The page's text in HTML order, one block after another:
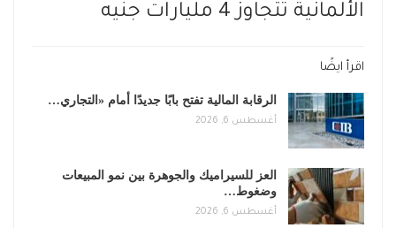
الألمانية تتجاوز 4 مليارات جنيه
اقرأ ايضًا
الرقابة المالية تفتح بابًا جديدًا أمام «التجاري…
أغسطس 6, 2026
العز للسيراميك والجوهرة بين نمو المبيعات
وضغوط…
أغسطس 6, 2026